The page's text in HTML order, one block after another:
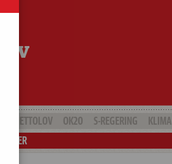
GHETTOLOV OK20 S-REGERING KLIMA